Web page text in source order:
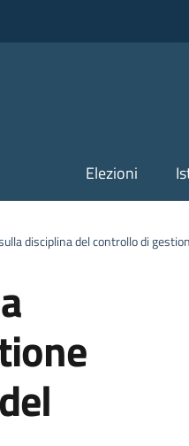
Elezioni
disciplina del controllo di